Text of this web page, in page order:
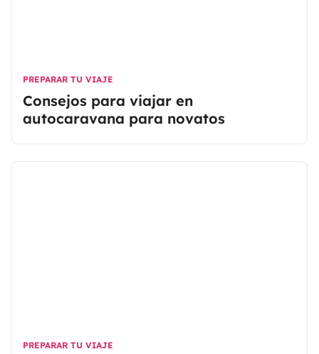
PREPARAR TU VIAJE
Consejos para viajar en
autocaravana para novatos
PREPARAR TU VIAJE